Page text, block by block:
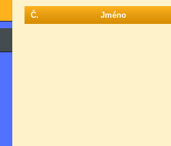
Č. Jméno